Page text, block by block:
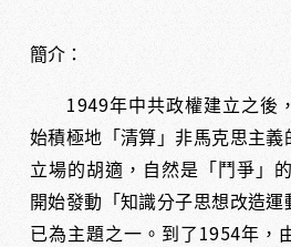
簡介：
1949年中共政權建立之後
始積極地「清算」非馬克思主
立場的胡適，自然是「鬥爭」
開始發動「知識分子思想改造運
已為主題之一。到了 1954年，